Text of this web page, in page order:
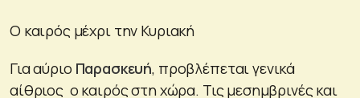
Ο καιρός μέχρι την Κυριακή
Για αύριο Παρασκευή, προβλέπεται γενικά
αίθριος ο καιρός στη χώρα. Τις μεσημβρινές και